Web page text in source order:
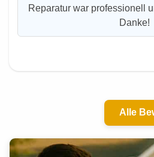
Reparatur war professionell
Danke!
Alle